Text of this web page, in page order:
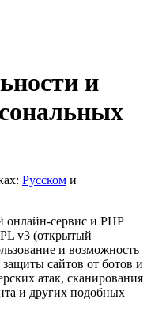
и
Русском и
онлайн-сервис и PHP
v3 (открытый
и возможность
сайтов от ботов и
атак, сканирования
и других подобных